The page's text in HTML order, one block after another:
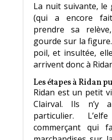
La nuit suivante, le
(qui a encore
prendre sa
gourde sur la
poil, et insultée,
arrivent donc à
Les étapes à Ridan
Ridan est un petit
Clairval. Ils n’y
particulier.
commerçant qui